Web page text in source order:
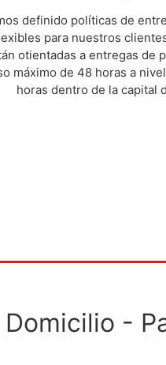
definido políticas de
para nuestros
otientadas a entregas de
máximo de 48 horas a
horas dentro de la capital
-